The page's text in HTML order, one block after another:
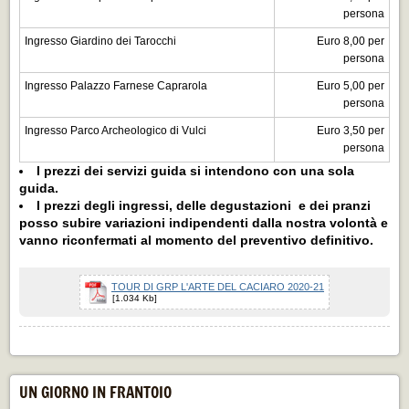
persona
Ingresso Giardino dei Tarocchi
Euro 8,00 per
persona
Ingresso Palazzo Farnese Caprarola
Euro 5,00 per
persona
Ingresso Parco Archeologico di Vulci
Euro 3,50 per
persona
I prezzi dei servizi guida si intendono con una sola
guida.
I prezzi degli ingressi, delle degustazioni e dei pranzi
posso subire variazioni indipendenti dalla nostra volontà e
vanno riconfermati al momento del preventivo definitivo.
TOUR DI GRP L'ARTE DEL CACIARO 2020-21
[1.034 Kb]
UN GIORNO IN FRANTOIO